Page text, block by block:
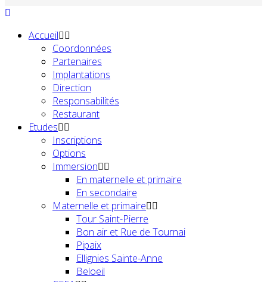
Accueil
Coordonnées
Partenaires
Implantations
Direction
Responsabilités
Restaurant
Etudes
Inscriptions
Options
Immersion
En maternelle et primaire
En secondaire
Maternelle et primaire
Tour Saint-Pierre
Bon air et Rue de Tournai
Pipaix
Ellignies Sainte-Anne
Beloeil